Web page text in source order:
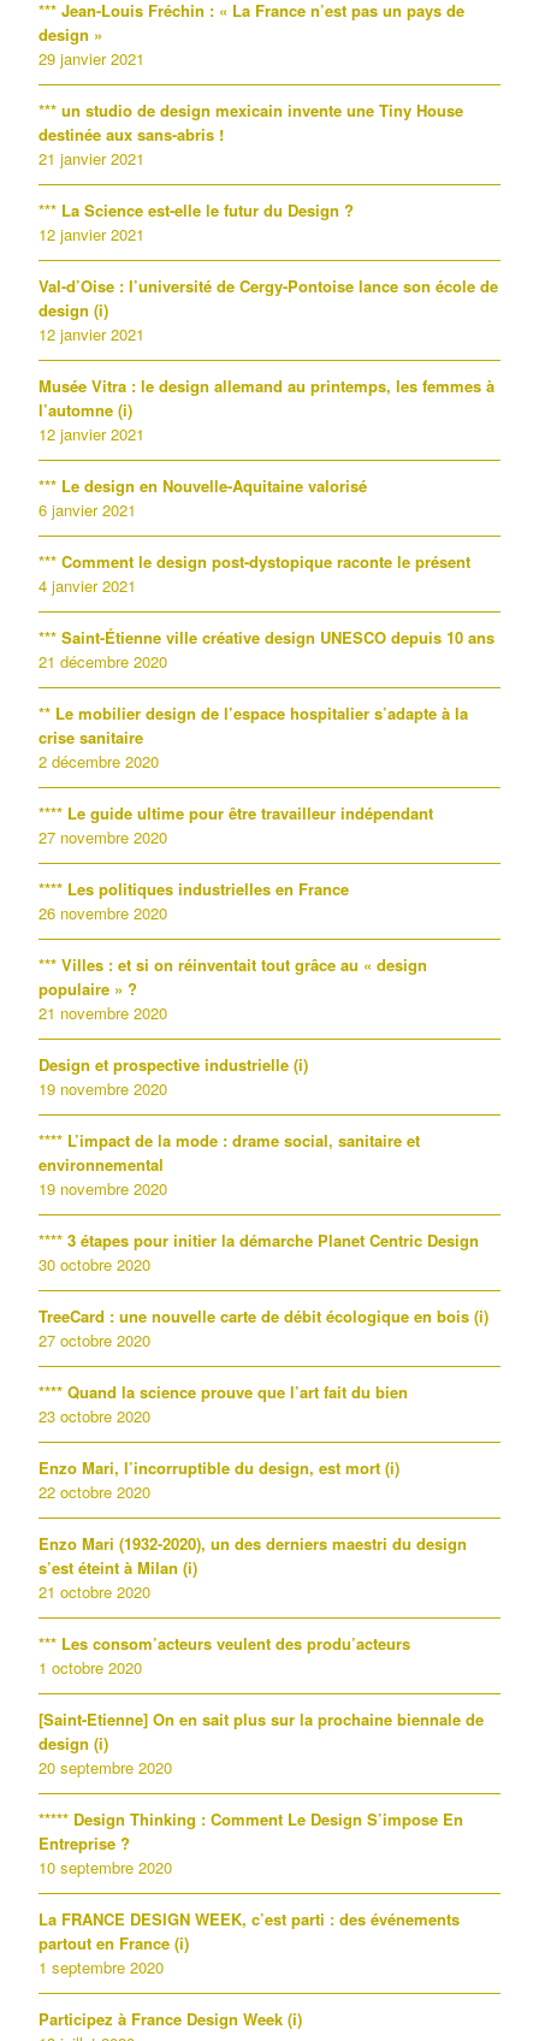
*** Jean-Louis Fréchin : « La France n’est pas un pays de
design »
29 janvier 2021
*** un studio de design mexicain invente une Tiny House
destinée aux sans-abris !
21 janvier 2021
*** La Science est-elle le futur du Design ?
12 janvier 2021
Val-d’Oise : l’université de Cergy-Pontoise lance son école de
design (i)
12 janvier 2021
Musée Vitra : le design allemand au printemps, les femmes à
l’automne (i)
12 janvier 2021
*** Le design en Nouvelle-Aquitaine valorisé
6 janvier 2021
*** Comment le design post-dystopique raconte le présent
4 janvier 2021
*** Saint-Étienne ville créative design UNESCO depuis 10 ans
21 décembre 2020
** Le mobilier design de l’espace hospitalier s’adapte à la
crise sanitaire
2 décembre 2020
**** Le guide ultime pour être travailleur indépendant
27 novembre 2020
**** Les politiques industrielles en France
26 novembre 2020
*** Villes : et si on réinventait tout grâce au « design
populaire » ?
21 novembre 2020
Design et prospective industrielle (i)
19 novembre 2020
**** L’impact de la mode : drame social, sanitaire et
environnemental
19 novembre 2020
**** 3 étapes pour initier la démarche Planet Centric Design
30 octobre 2020
TreeCard : une nouvelle carte de débit écologique en bois (i)
27 octobre 2020
**** Quand la science prouve que l’art fait du bien
23 octobre 2020
Enzo Mari, l’incorruptible du design, est mort (i)
22 octobre 2020
Enzo Mari (1932-2020), un des derniers maestri du design
s’est éteint à Milan (i)
21 octobre 2020
*** Les consom’acteurs veulent des produ’acteurs
1 octobre 2020
[Saint-Etienne] On en sait plus sur la prochaine biennale de
design (i)
20 septembre 2020
***** Design Thinking : Comment Le Design S’impose En
Entreprise ?
10 septembre 2020
La FRANCE DESIGN WEEK, c’est parti : des événements
partout en France (i)
1 septembre 2020
Participez à France Design Week (i)